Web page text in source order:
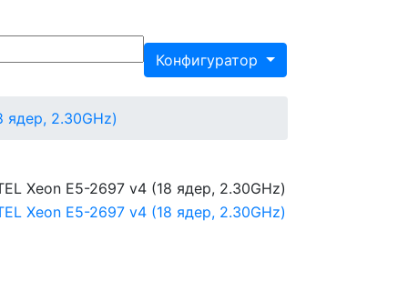
Конфигуратор
ядер, 2.30GHz)